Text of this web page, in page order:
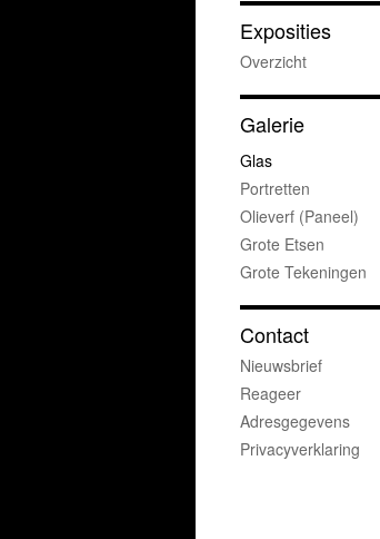
Exposities
Overzicht
Galerie
Glas
Portretten
Olieverf (paneel)
Grote Etsen
Grote Tekeningen
Contact
Nieuwsbrief
Reageer
Adresgegevens
Privacyverklaring